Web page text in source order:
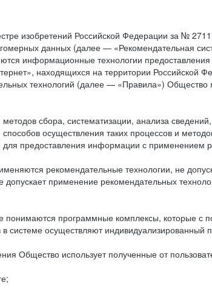
изобретений Российской Федерации за №
данных (далее — «Рекомендательная
информационные технологии
находящихся на территории Российской
технологий (далее — «Правила»)
сбора, систематизации, анализа
осуществления таких процессов и
предоставления информации с применением
рекомендательные технологии, не
допускает применение рекомендательных
понимаются программные комплексы, которые
системе осуществляют индивидуализированный
Общество использует полученные от